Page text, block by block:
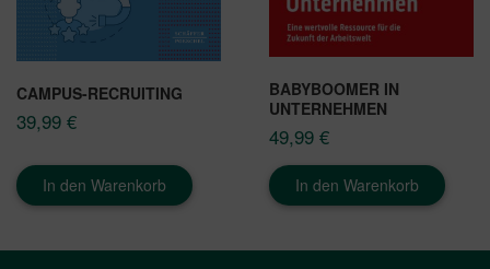
CAMPUS-RECRUITING
39,99 €
In den Warenkorb
BABYBOOMER IN
UNTERNEHMEN
49,99 €
In den Warenkorb